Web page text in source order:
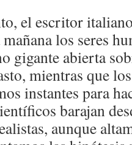
el escritor
los seres
gigante abierta
mientras que
instantes para
barajan
aunque